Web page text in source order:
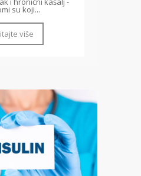
su koji...
više